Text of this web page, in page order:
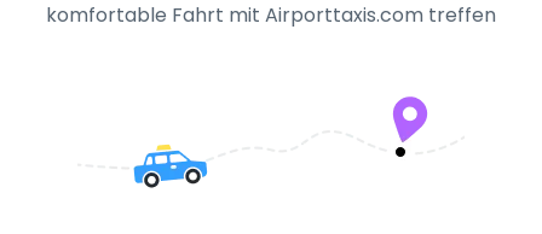
komfortable Fahrt mit Airporttaxis.com treffen